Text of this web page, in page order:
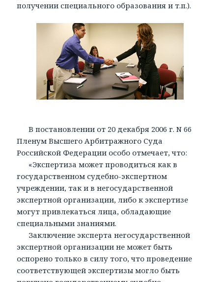
получении специального образования и т.п.).
В постановлении от 20 декабря 2006 г. N 66
Пленум Высшего Арбитражного Суда
Российской Федерации особо отмечает, что:
«Экспертиза может проводиться как в
государственном судебно-экспертном
учреждении, так и в негосударственной
экспертной организации, либо к экспертизе
могут привлекаться лица, обладающие
специальными знаниями.
Заключение эксперта негосударственной
экспертной организации не может быть
оспорено только в силу того, что проведение
соответствующей экспертизы могло быть